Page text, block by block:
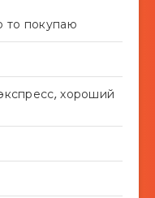
то покупаю
хороший